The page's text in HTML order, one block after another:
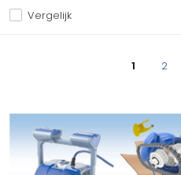
Vergelijk
1 2